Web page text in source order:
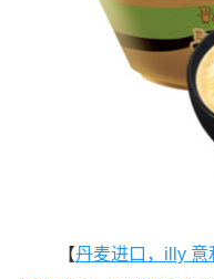
【丹麦进口，illy 意